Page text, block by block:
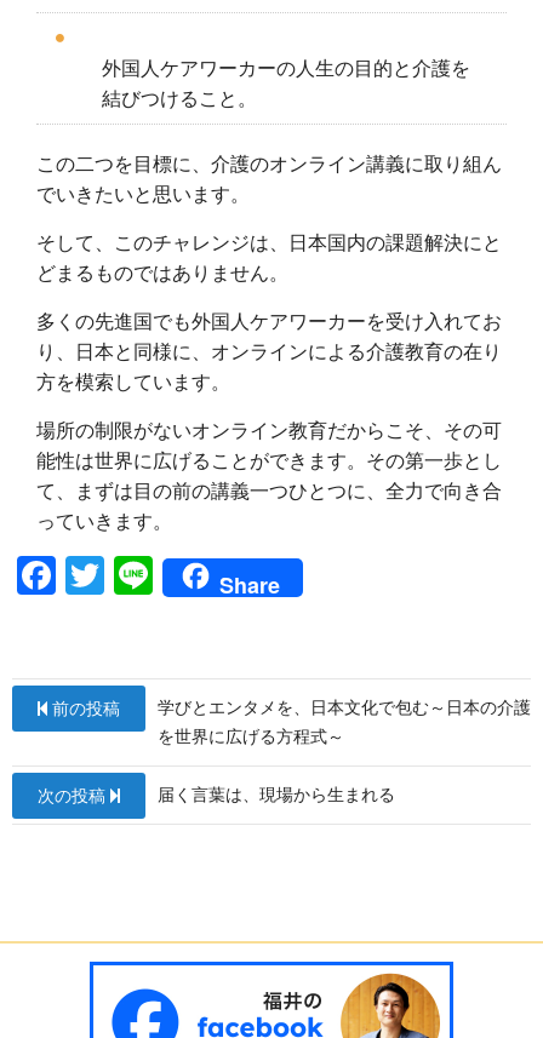
外国人ケアワーカーの人生の目的と介護を
結びつけること。
この二つを目標に、介護のオンライン講義に取り組ん
でいきたいと思います。
そして、このチャレンジは、日本国内の課題解決にと
どまるものではありません。
多くの先進国でも外国人ケアワーカーを受け入れてお
り、日本と同様に、オンラインによる介護教育の在り
方を模索しています。
場所の制限がないオンライン教育だからこそ、その可
能性は世界に広げることができます。その第一歩とし
て、まずは目の前の講義一つひとつに、全力で向き合
っていきます。
F
e
b
o
o
T
er
Li
n
Share
投
稿
ナ
ビ
シ
前の投稿
学びとエンタメを、日本文化で包む～日本の介護
を世界に広げる方程式～
次の投稿 届く言葉は、現場から生まれる